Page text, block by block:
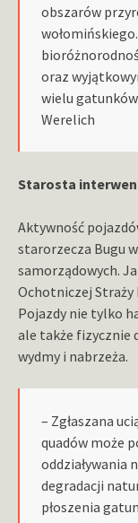
obszarów
oraz
wielu
Werelich
Starosta
Aktywność
starorzecza Bugu
samorządowych.
Ochotniczej Straży
Pojazdy nie tylko
ale także fizycznie
wydmy i nabrzeża.
– Zgłaszana
quadów może
oddziaływania
degradacji
płoszenia